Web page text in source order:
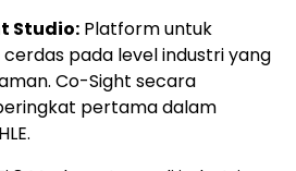
Studio: Platform untuk
pada level industri yang
Co-Sight secara
pertama dalam